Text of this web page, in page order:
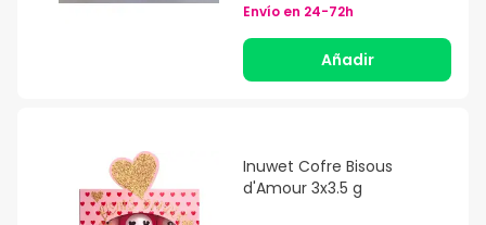
Envío en 24-72h
Añadir
Inuwet Cofre Bisous
d'Amour 3x3.5 g